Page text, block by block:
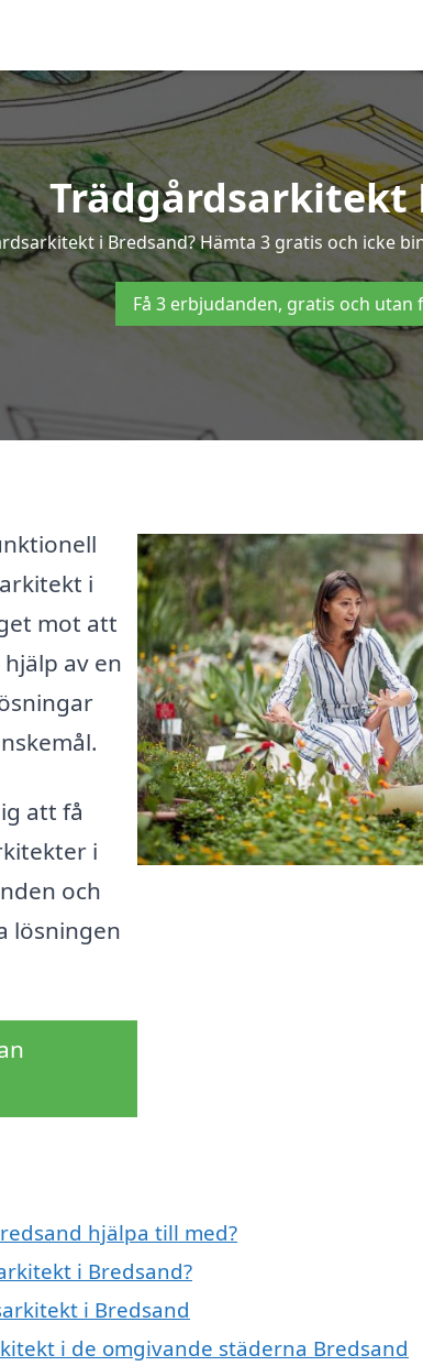
Trädgårdsarkitekt
i Bredsand? Hämta 3 gratis och icke
Få 3 erbjudanden, gratis och
i
mot att
av en
att få
i
och
lösningen
hjälpa till med?
i Bredsand?
i Bredsand
i de omgivande städerna Bredsand